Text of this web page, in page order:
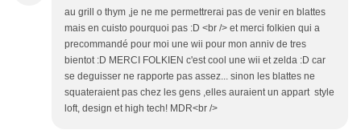
au grill o thym ,je ne me permettrerai pas de venir en blattes
mais en cuisto pourquoi pas :D <br /> et merci folkien qui a
precommandé pour moi une wii pour mon anniv de tres
bientot :D MERCI FOLKIEN c'est cool une wii et zelda :D car
se deguisser ne rapporte pas assez... sinon les blattes ne
squateraient pas chez les gens ,elles auraient un appart style
loft, design et high tech! MDR<br />